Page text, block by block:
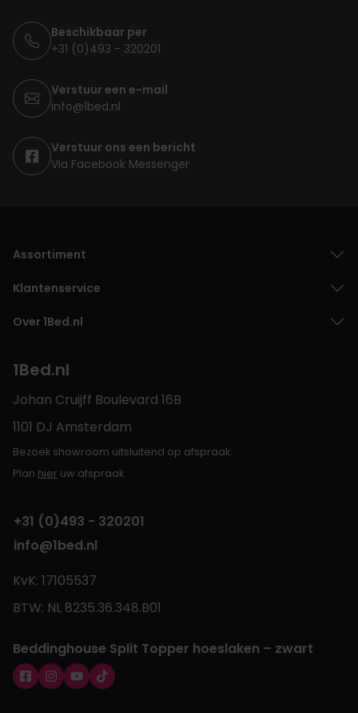
Beschikbaar per
+31 (0)493 - 320201
Verstuur een e-mail
info@1bed.nl
Verstuur ons een bericht
Via Facebook Messenger
Assortiment
Klantenservice
Over 1Bed.nl
1Bed.nl
Johan Cruijff Boulevard 16B
1101 DJ Amsterdam
Bezoek showroom uitsluitend op afspraak.
Plan hier uw afspraak.
+31 (0)493 - 320201
info@1bed.nl
KvK: 17105537
BTW: NL 8235.36.348.B01
Beddinghouse Split Topper hoeslaken – zwart